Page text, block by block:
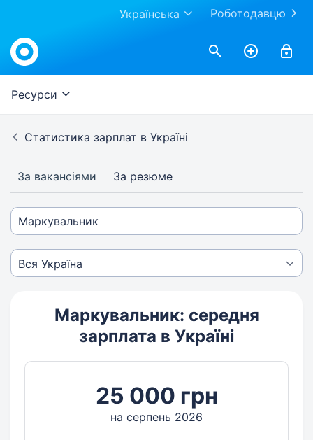
Роботодавцю
Українська
Ресурси
Статистика зарплат в Україні
За вакансіями За резюме
Маркувальник: середня
зарплата в Україні
25 000 грн
на серпень 2026